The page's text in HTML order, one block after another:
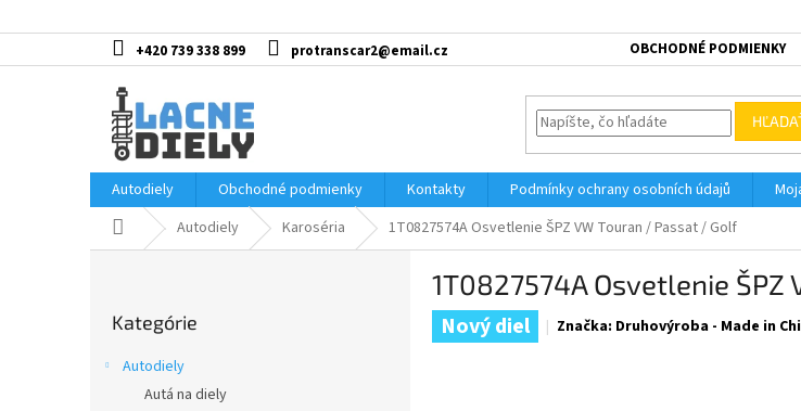
na
+420 739 338 899 protranscar2@email.cz OBCHODNÉ PODMIENKY
Autodiely Obchodné podmienky Kontakty Podmínky ochrany osobních údajů
DomovAutodiely Karoséria 1T0827574A Osvetlenie ŠPZ VW Touran / Passat / Golf
kategórie
Kategórie
Autodiely
Autá na diely
1T0827574A Osvetlenie
Nový diel Značka: Druhovýroba - Made in